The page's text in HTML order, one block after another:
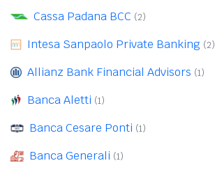
Cassa Padana BCC (2)
Intesa Sanpaolo Private Banking (2)
Allianz Bank Financial Advisors (1)
Banca Aletti (1)
Banca Cesare Ponti (1)
Banca Generali (1)